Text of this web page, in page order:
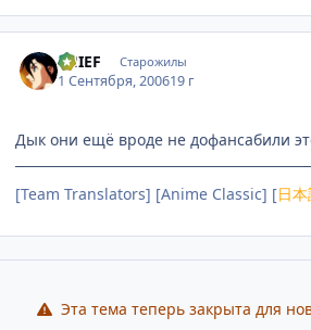
THIEF Старожилы
1 Сентября, 200619 г
Дык они ещё вроде не дофансабили
[Team Translators] [Anime Classic] [日
Эта тема теперь закрыта для